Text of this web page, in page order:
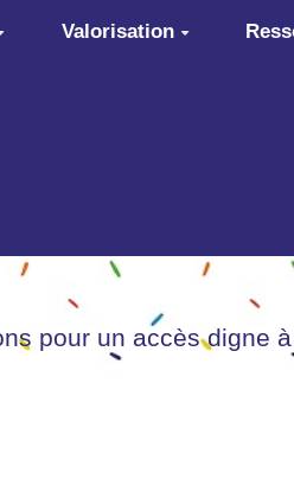
Valorisation
pour un accès digne